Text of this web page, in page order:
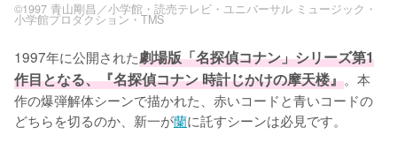
©1997 青山剛昌／小学館・読売テレビ・ユニバーサル ミュージック・
小学館プロダクション・TMS
1997年に公開された劇場版「名探偵コナン」シリーズ第1
作目となる、『名探偵コナン 時計じかけの摩天楼』。本
作の爆弾解体シーンで描かれた、赤いコードと青いコードの
どちらを切るのか、新一が蘭に託すシーンは必見です。